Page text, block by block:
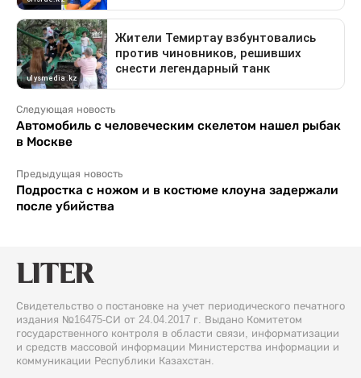
Следующая новость
Автомобиль с человеческим скелетом нашел рыбак
в Москве
Предыдущая новость
Подростка с ножом и в костюме клоуна задержали
после убийства
Свидетельство о постановке на учет периодического печатного
издания №16475-СИ от 24.04.2017 г. Выдано Комитетом
государственного контроля в области связи, информатизации
и средств массовой информации Министерства информации и
коммуникации Республики Казахстан.